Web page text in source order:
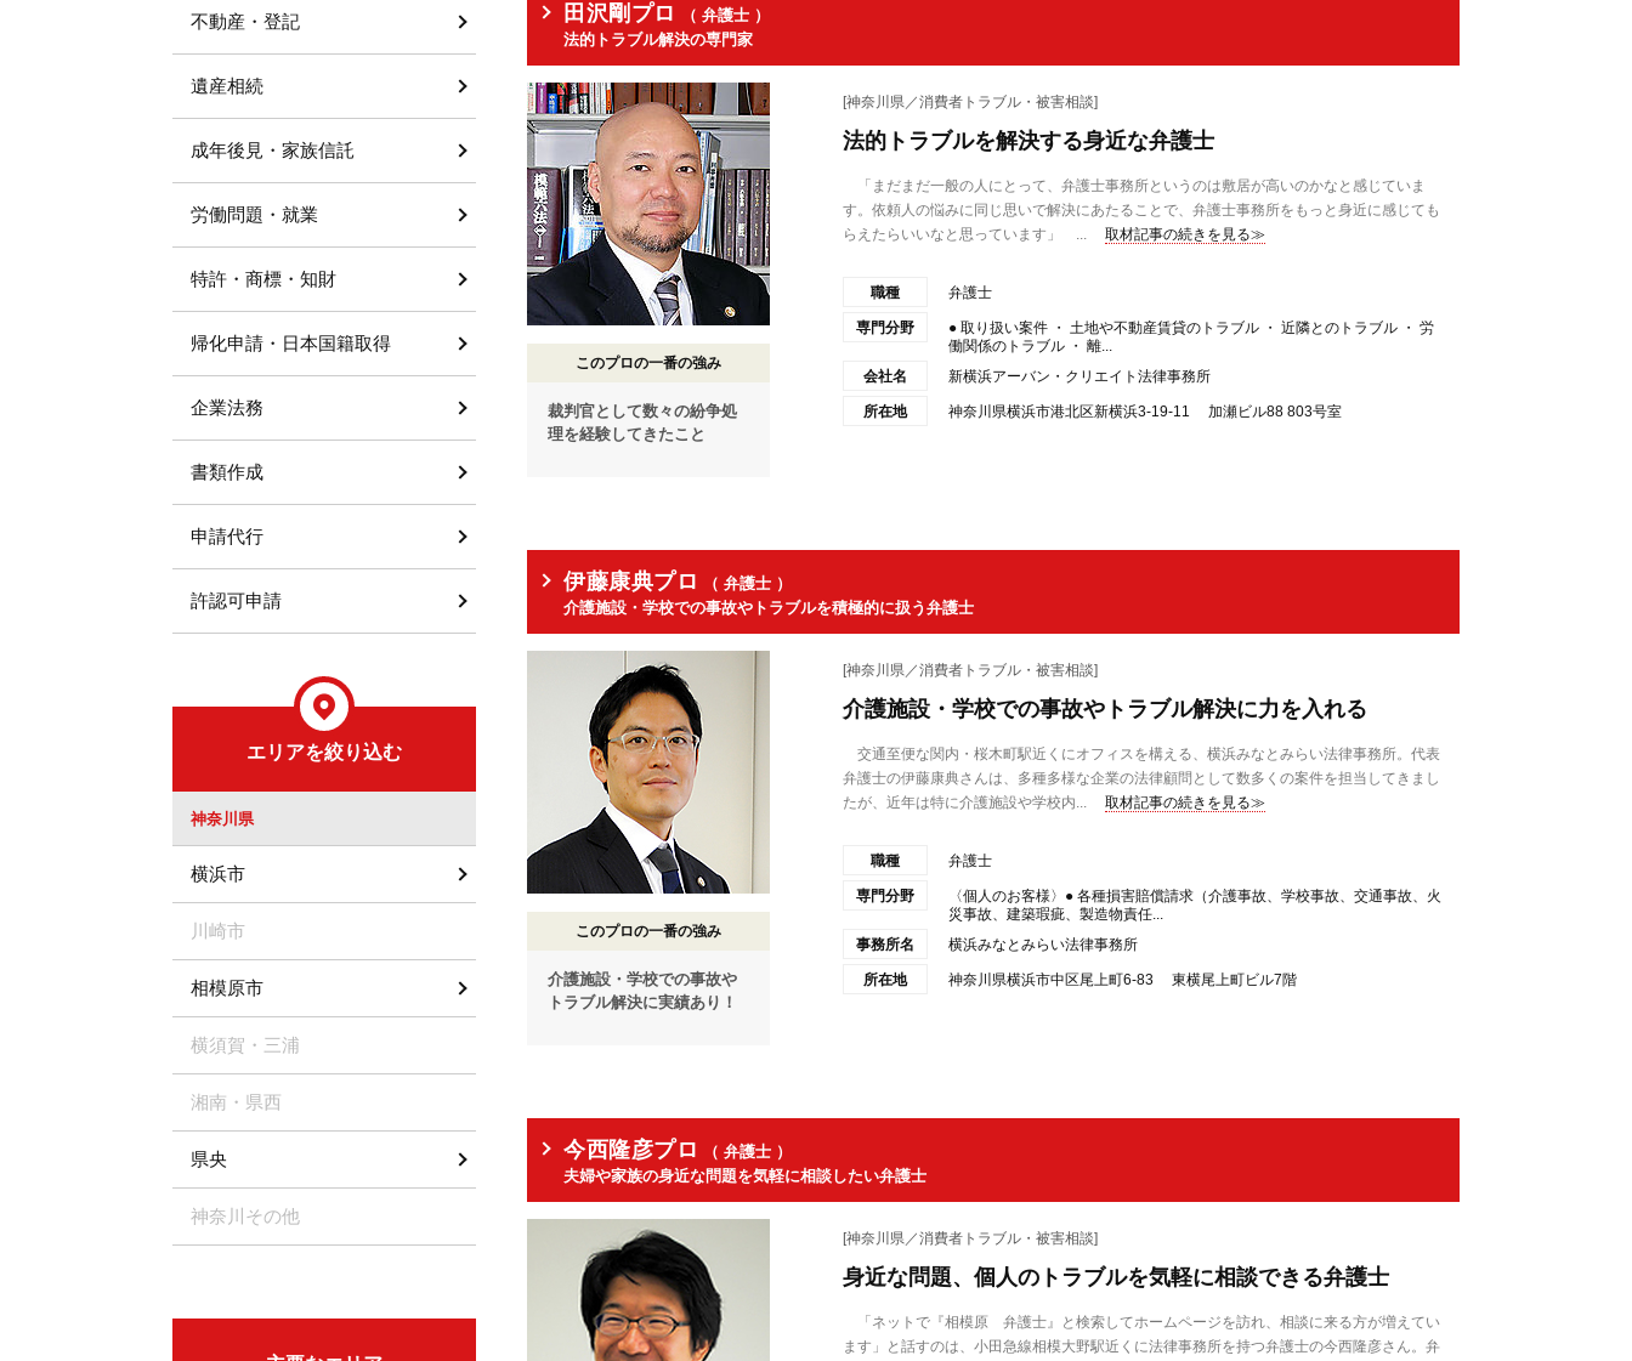
田沢剛プロ
（ 弁護士 ）
法的トラブル解決の専門家
このプロの一番の強み
裁判官として数々の紛争処
理を経験してきたこと
[神奈川県／消費者トラブル・被害相談]
法的トラブルを解決する身近な弁護士
「まだまだ一般の人にとって、弁護士事務所というのは敷居が高いのかなと感じていま
す。依頼人の悩みに同じ思いで解決にあたることで、弁護士事務所をもっと身近に感じても
らえたらいいなと思っています」 ...
取材記事の続きを見る≫
職種 弁護士
専門分野
● 取り扱い案件 ・ 土地や不動産賃貸のトラブル ・ 近隣とのトラブル ・ 労
働関係のトラブル ・ 離...
会社名
新横浜アーバン・クリエイト法律事務所
所在地 神奈川県横浜市港北区新横浜3-19-11 加瀬ビル88 803号室
伊藤康典プロ
（ 弁護士 ）
介護施設・学校での事故やトラブルを積極的に扱う弁護士
このプロの一番の強み
介護施設・学校での事故や
トラブル解決に実績あり！
[神奈川県／消費者トラブル・被害相談]
介護施設・学校での事故やトラブル解決に力を入れる
交通至便な関内・桜木町駅近くにオフィスを構える、横浜みなとみらい法律事務所。代表
弁護士の伊藤康典さんは、多種多様な企業の法律顧問として数多くの案件を担当してきまし
たが、近年は特に介護施設や学校内...
取材記事の続きを見る≫
職種 弁護士
専門分野
〈個人のお客様〉● 各種損害賠償請求（介護事故、学校事故、交通事故、火
災事故、建築瑕疵、製造物責任...
事務所名
横浜みなとみらい法律事務所
所在地 神奈川県横浜市中区尾上町6-83 東横尾上町ビル7階
今西隆彦プロ
（ 弁護士 ）
夫婦や家族の身近な問題を気軽に相談したい弁護士
[神奈川県／消費者トラブル・被害相談]
身近な問題、個人のトラブルを気軽に相談できる弁護士
「ネットで『相模原 弁護士』と検索してホームページを訪れ、相談に来る方が増えてい
ます」と話すのは、小田急線相模大野駅近くに法律事務所を持つ弁護士の今西隆彦さん。弁
不動産・登記
遺産相続
成年後見・家族信託
労働問題・就業
特許・商標・知財
帰化申請・日本国籍取得
企業法務
書類作成
申請代行
許認可申請
エリアを絞り込む
神奈川県
横浜市
川崎市
相模原市
横須賀・三浦
湘南・県西
県央
神奈川その他